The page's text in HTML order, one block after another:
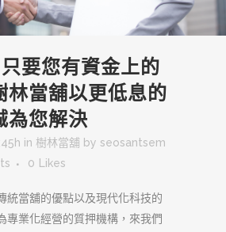
只要您有資金上的
林當舖以更低息的
為您解決
in 樹林當舖 by seosantsem
0 Likes
統當舖的優點以及現代化科技的
專業化經營的質押機構，來我們